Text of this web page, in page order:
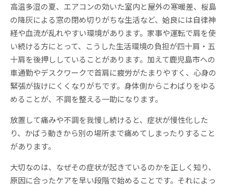
高温多湿の夏、エアコンの効いた室内と屋外の寒暖差、桜島
の降灰による窓の閉め切りがちな生活など、姶良には自律神
経や血流が乱れやすい環境があります。家事や運転で肩を使
い続ける方にとって、こうした生活環境の負担が四十肩・五
十肩を後押ししていることがあります。加えて鹿児島市への
車通勤やデスクワークで首肩に疲労がたまりやすく、心身の
緊張が抜けにくくなりがちです。身体側からこわばりをゆる
めることが、不調を整える一助になります。
放置して痛みや不調を我慢し続けると、症状が慢性化した
り、かばう動きから別の場所まで痛めてしまったりすること
があります。
大切なのは、なぜその症状が起きているのかを正しく知り、
原因に合ったケアを早い段階で始めることです。それによっ